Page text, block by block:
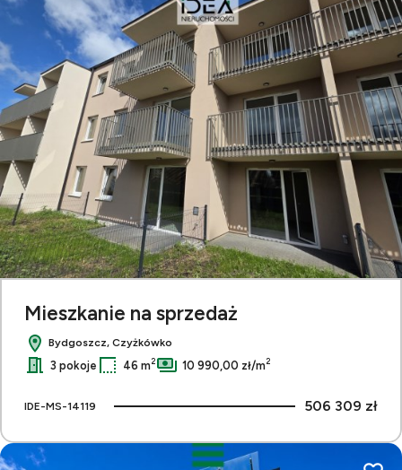
Mieszkanie na sprzedaż
Bydgoszcz, Czyżkówko
3 pokoje 46 m2 10 990,00 zł/m2
IDE-MS-14119 506 309 zł